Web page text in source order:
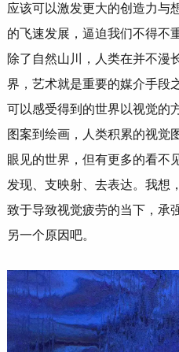
应该可以激发更大的创造力与
的飞速发展，逼迫我们不得不
除了自然山川，人类在并不漫
界，艺术就是重要的媒介手段
可以感受得到的世界以视觉的
图案到绘画，人类积累的视觉
眼见的世界，但有更多的看不
发现、支映射、去表达。我想
致于导致视觉疲劳的当下，承
另一个原因吧。